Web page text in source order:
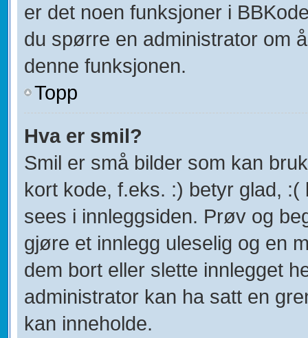
er det noen funksjoner i
du spørre en administrator om
denne funksjonen.
Topp
Hva er smil?
Smil er små bilder som kan
kort kode, f.eks. :) betyr glad,
sees i innleggsiden. Prøv og
gjøre et innlegg uleselig og en
dem bort eller slette innlegget
administrator kan ha satt en
kan inneholde.